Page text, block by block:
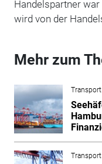
Handelspartner
wird von der
Mehr zum